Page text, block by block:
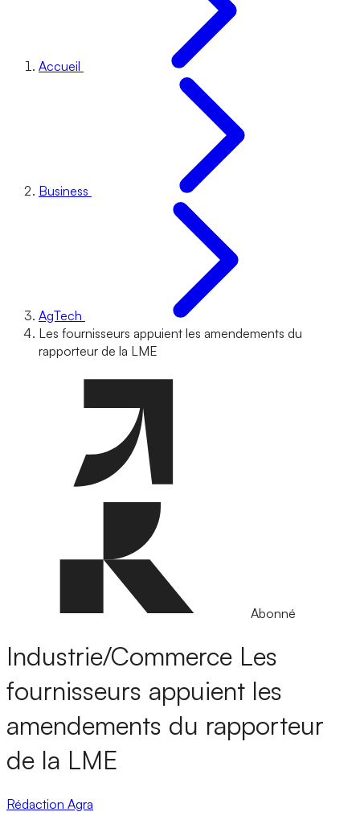
Accueil
Business
AgTech
Les fournisseurs appuient les amendements du
rapporteur de la LME
Abonné
Industrie/Commerce Les
fournisseurs appuient les
amendements du rapporteur
de la LME
Rédaction Agra